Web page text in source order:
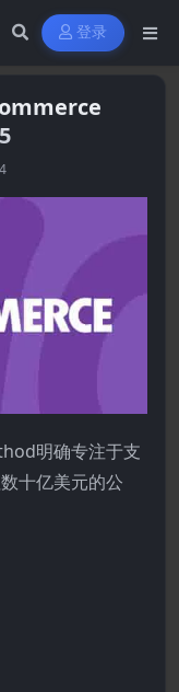
登录
明确专注于支
十亿美元的公